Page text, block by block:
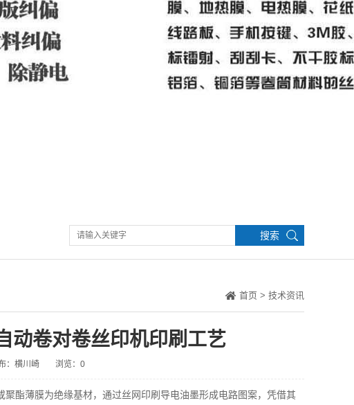
首页 > 技术资讯
动卷对卷丝印机印刷工艺
：横川崎 浏览：0
聚酯薄膜为绝缘基材，通过丝网印刷导电油墨形成电路图案，凭借其